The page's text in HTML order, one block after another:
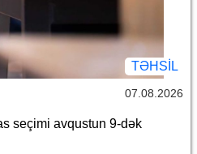
TƏHSIL
07.08.2026
seçimi avqustun 9-dək